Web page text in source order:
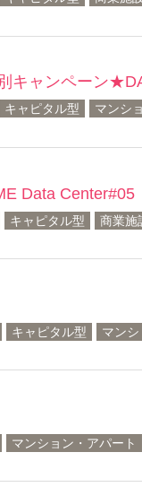
キャンペーン
キャピタル型 マンシ
Data Center#05
キャピタル型 商業施
キャピタル型 マン
マンション・アパート